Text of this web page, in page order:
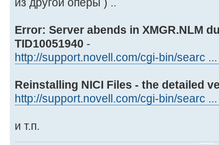
из другой оперы ) ..
Error: Server abends in XMGR.NLM
TID10051940 -
http://support.novell.com/cgi-bin/searc
Reinstalling NICI Files - the detailed
http://support.novell.com/cgi-bin/searc
и т.п.